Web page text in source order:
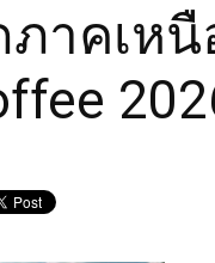
าคเหนื